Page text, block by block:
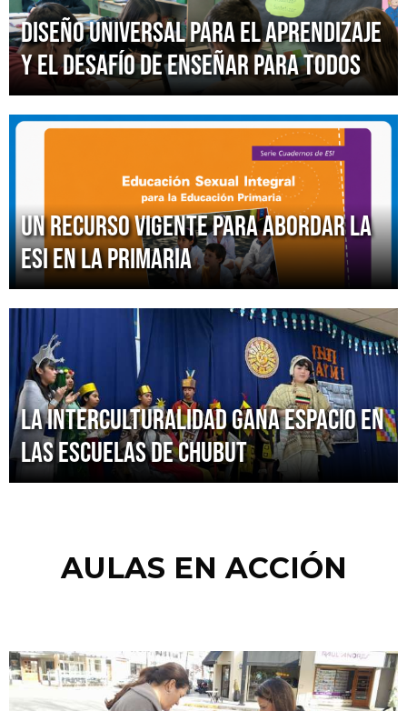
Diseño Universal para el Aprendizaje
y el desafío de enseñar para todos
Un recurso vigente para abordar la
ESI en la primaria
La interculturalidad gana espacio en
las escuelas de Chubut
AULAS EN ACCIÓN